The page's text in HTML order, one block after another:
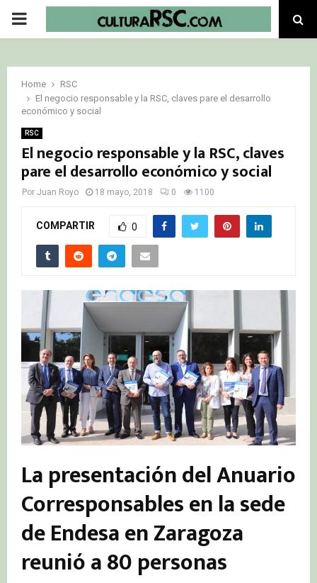
PRIMARY
Home
RSC
El negocio responsable y la RSC, claves pare el desarrollo
económico y social
RSC
El negocio responsable y la RSC, claves
pare el desarrollo económico y social
Por Juan Royo 18 mayo, 2018 0 1100
COMPARTIR 0
La presentación del Anuario
Corresponsables en la sede
de Endesa en Zaragoza
reunió a 80 personas